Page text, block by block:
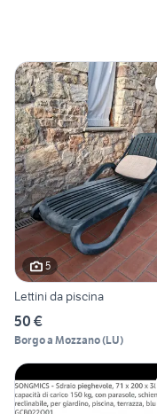
5
Lettini da piscina
50 €
Borgo a Mozzano(LU)